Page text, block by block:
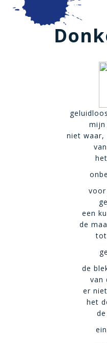
niet
voor
een
de
de
van
er
het